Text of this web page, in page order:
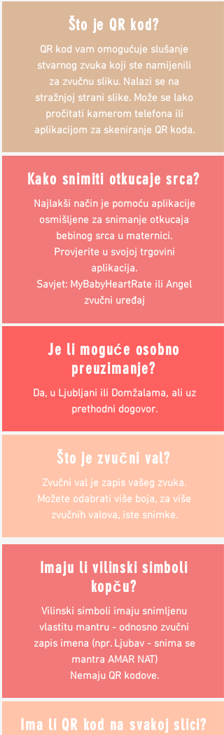
Što je QR kod?
QR kod vam omogućuje slušanje
stvarnog zvuka koji ste namijenili
za zvučnu sliku. Nalazi se na
stražnjoj strani slike. Može se lako
pročitati kamerom telefona ili
aplikacijom za skeniranje QR koda.
Kako snimiti otkucaje srca?
Najlakši način je pomoću aplikacije
osmišljene za snimanje otkucaja
bebinog srca u maternici.
Provjerite u svojoj trgovini
aplikacija.
Savjet: MyBabyHeartRate ili Angel
zvučni uređaj
Je li moguće osobno
preuzimanje?
Da, u Ljubljani ili Domžalama, ali uz
prethodni dogovor.
Što je zvučni val?
Zvučni val je zapis vašeg zvuka.
Možete odabrati više boja, za više
zvučnih valova, iste snimke.
Imaju li vilinski simboli
kopču?
Vilinski simboli imaju snimljenu
vlastitu mantru - odnosno zvučni
zapis imena (npr. Ljubav - snima se
mantra AMAR NAT)
Nemaju QR kodove.
Ima li QR kod na svakoj slici?